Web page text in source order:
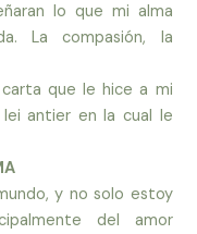
lo que mi alma
La compasión, la
que le hice a mi
antier en la cual le
y no solo estoy
del amor